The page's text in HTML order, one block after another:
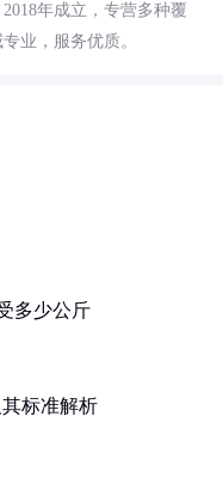
年成立，专营多种覆
业，服务优质。
多少公斤
标准解析